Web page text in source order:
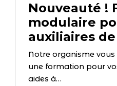
Nouveauté !
modulaire
auxiliaires
Notre organisme
une formation pour
aides à…